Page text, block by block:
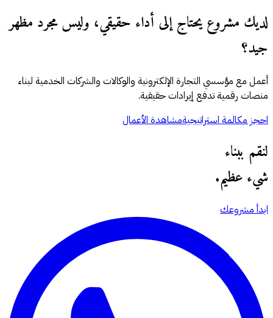
لديك مشروع يحتاج إلى أداء حقيقي، وليس مجرد مظهر
جيد؟
أعمل مع مؤسسي التجارة الإلكترونية والوكالات والشركات الخدمية لبناء
منصات رقمية تدفع إيرادات حقيقية.
احجز مكالمة استراتيجيةمشاهدة الأعمال
لنقم ببناء
شيء عظيم.
ابدأ مشروعك